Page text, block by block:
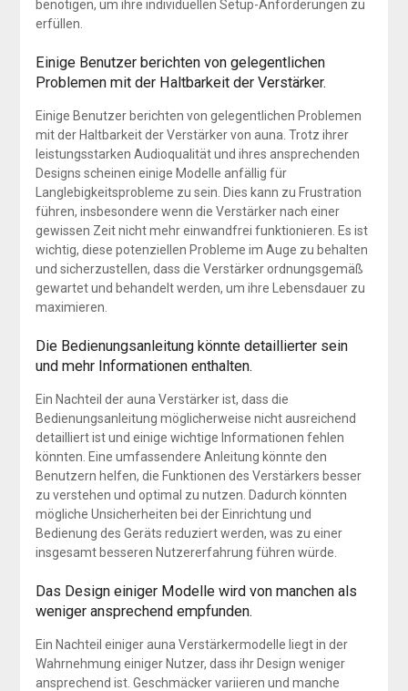
benötigen, um ihre individuellen Setup-Anforderungen zu
erfüllen.
Einige Benutzer berichten von gelegentlichen
Problemen mit der Haltbarkeit der Verstärker.
Einige Benutzer berichten von gelegentlichen Problemen
mit der Haltbarkeit der Verstärker von auna. Trotz ihrer
leistungsstarken Audioqualität und ihres ansprechenden
Designs scheinen einige Modelle anfällig für
Langlebigkeitsprobleme zu sein. Dies kann zu Frustration
führen, insbesondere wenn die Verstärker nach einer
gewissen Zeit nicht mehr einwandfrei funktionieren. Es ist
wichtig, diese potenziellen Probleme im Auge zu behalten
und sicherzustellen, dass die Verstärker ordnungsgemäß
gewartet und behandelt werden, um ihre Lebensdauer zu
maximieren.
Die Bedienungsanleitung könnte detaillierter sein
und mehr Informationen enthalten.
Ein Nachteil der auna Verstärker ist, dass die
Bedienungsanleitung möglicherweise nicht ausreichend
detailliert ist und einige wichtige Informationen fehlen
könnten. Eine umfassendere Anleitung könnte den
Benutzern helfen, die Funktionen des Verstärkers besser
zu verstehen und optimal zu nutzen. Dadurch könnten
mögliche Unsicherheiten bei der Einrichtung und
Bedienung des Geräts reduziert werden, was zu einer
insgesamt besseren Nutzererfahrung führen würde.
Das Design einiger Modelle wird von manchen als
weniger ansprechend empfunden.
Ein Nachteil einiger auna Verstärkermodelle liegt in der
Wahrnehmung einiger Nutzer, dass ihr Design weniger
ansprechend ist. Geschmäcker variieren und manche